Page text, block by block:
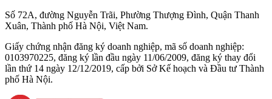
Số 72A, đường Nguyễn Trãi, Phường Thượng Đình, Quận Thanh
Xuân, Thành phố Hà Nội, Việt Nam.
Giấy chứng nhận đăng ký doanh nghiệp, mã số doanh nghiệp:
0103970225, đăng ký lần đầu ngày 11/06/2009, đăng ký thay đổi
lần thứ 14 ngày 12/12/2019, cấp bởi Sở Kế hoạch và Đầu tư Thành
phố Hà Nội.